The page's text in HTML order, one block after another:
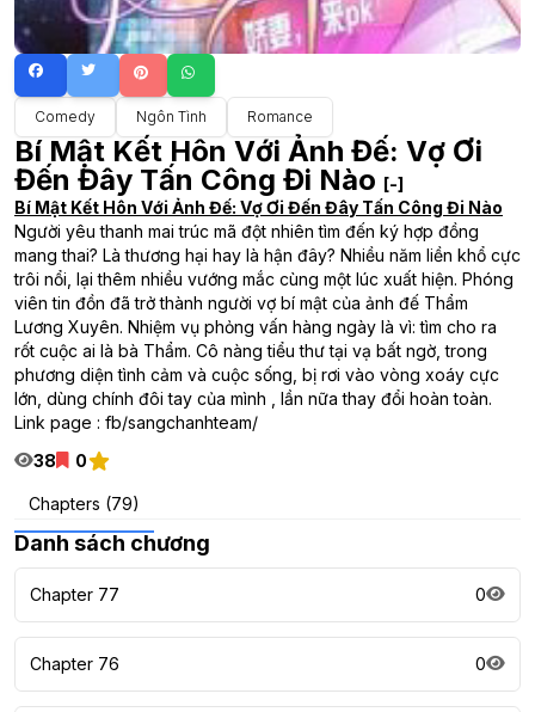
Comedy Ngôn Tình Romance
Bí Mật Kết Hôn Với Ảnh Đế: Vợ Ơi
Đến Đây Tấn Công Đi Nào [-]
Bí Mật Kết Hôn Với Ảnh Đế: Vợ Ơi Đến Đây Tấn Công Đi Nào
Người yêu thanh mai trúc mã đột nhiên tìm đến ký hợp đồng
mang thai? Là thương hại hay là hận đây? Nhiều năm liền khổ cực
trôi nổi, lại thêm nhiều vướng mắc cùng một lúc xuất hiện. Phóng
viên tin đồn đã trở thành người vợ bí mật của ảnh đế Thẩm
Lương Xuyên. Nhiệm vụ phỏng vấn hàng ngày là vì: tìm cho ra
rốt cuộc ai là bà Thẩm. Cô nàng tiểu thư tại vạ bất ngờ, trong
phương diện tình cảm và cuộc sống, bị rơi vào vòng xoáy cực
lớn, dùng chính đôi tay của mình , lần nữa thay đổi hoàn toàn.
Link page : fb/sangchanhteam/
38
0
Chapters (79)
Danh sách chương
Chapter 77 0
Chapter 76 0